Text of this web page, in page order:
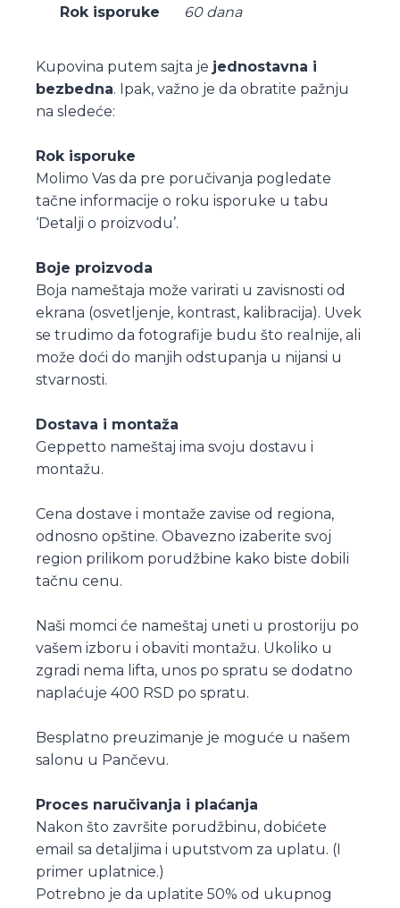
Rok isporuke 60 dana
Kupovina putem sajta je jednostavna i
bezbedna. Ipak, važno je da obratite pažnju
na sledeće:
Rok isporuke
Molimo Vas da pre poručivanja pogledate
tačne informacije o roku isporuke u tabu
‘Detalji o proizvodu’.
Boje proizvoda
Boja nameštaja može varirati u zavisnosti od
ekrana (osvetljenje, kontrast, kalibracija). Uvek
se trudimo da fotografije budu što realnije, ali
može doći do manjih odstupanja u nijansi u
stvarnosti.
Dostava i montaža
Geppetto nameštaj ima svoju dostavu i
montažu.
Cena dostave i montaže zavise od regiona,
odnosno opštine. Obavezno izaberite svoj
region prilikom porudžbine kako biste dobili
tačnu cenu.
Naši momci će nameštaj uneti u prostoriju po
vašem izboru i obaviti montažu. Ukoliko u
zgradi nema lifta, unos po spratu se dodatno
naplaćuje 400 RSD po spratu.
Besplatno preuzimanje je moguće u našem
salonu u Pančevu.
Proces naručivanja i plaćanja
Nakon što završite porudžbinu, dobićete
email sa detaljima i uputstvom za uplatu. (I
primer uplatnice.)
Potrebno je da uplatite 50% od ukupnog